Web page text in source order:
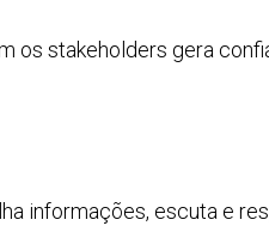
os stakeholders gera
informações, escuta e